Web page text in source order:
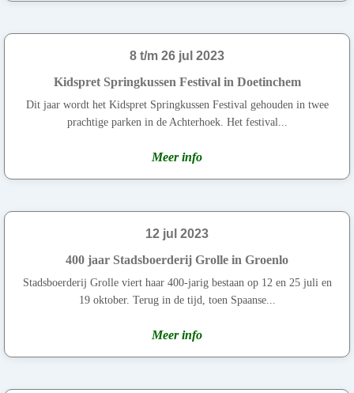
8 t/m 26 jul 2023
Kidspret Springkussen Festival in Doetinchem
Dit jaar wordt het Kidspret Springkussen Festival gehouden in twee
prachtige parken in de Achterhoek. Het festival...
Meer info
12 jul 2023
400 jaar Stadsboerderij Grolle in Groenlo
Stadsboerderij Grolle viert haar 400-jarig bestaan op 12 en 25 juli en
19 oktober. Terug in de tijd, toen Spaanse...
Meer info